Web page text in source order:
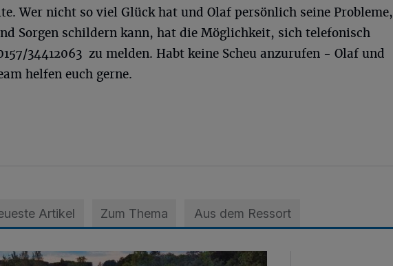
Wer nicht so viel Glück hat und Olaf persönlich seine Probleme,
Sorgen schildern kann, hat die Möglichkeit, sich telefonisch
34412063 zu melden. Habt keine Scheu anzurufen - Olaf und
helfen euch gerne.
Artikel Zum Thema Aus dem Ressort